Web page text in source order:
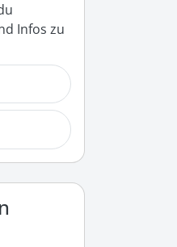
Infos zu